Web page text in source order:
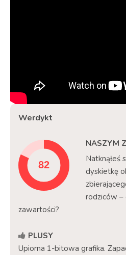
Werdykt
NASZYM
Natknąłeś
dyskietkę
rodziców –
zawartości?
PLUSY
Upiorna 1-bitowa grafika.